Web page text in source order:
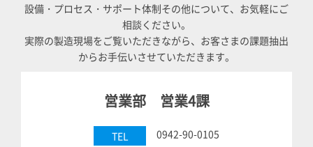
設備・プロセス・サポート体制その他について、お気軽にご
相談ください。
実際の製造現場をご覧いただきながら、お客さまの課題抽出
からお手伝いさせていただきます。
営業部 営業4課
TEL 0942-90-0105